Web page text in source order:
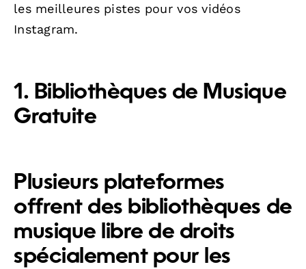
les meilleures pistes pour vos vidéos
Instagram.
1. Bibliothèques de Musique
Gratuite
Plusieurs plateformes
offrent des bibliothèques de
musique libre de droits
spécialement pour les